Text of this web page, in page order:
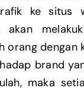
ke situs
akan
orang dengan
brand
maka